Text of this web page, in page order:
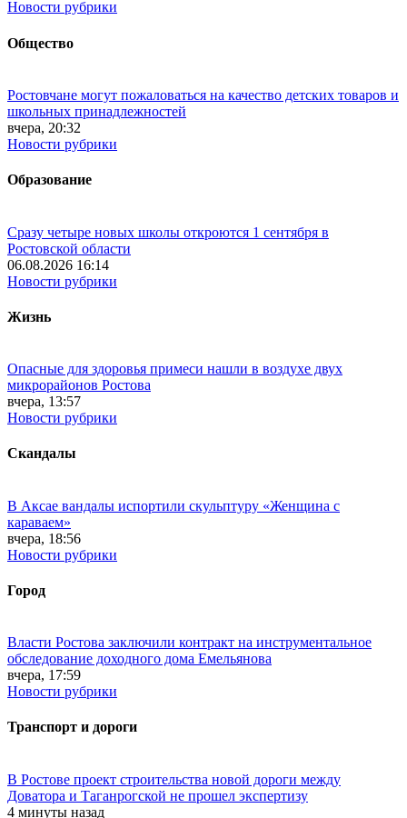
Новости рубрики
Общество
Ростовчане могут пожаловаться на качество детских товаров и
школьных принадлежностей
вчера, 20:32
Новости рубрики
Образование
Сразу четыре новых школы откроются 1 сентября в
Ростовской области
06.08.2026 16:14
Новости рубрики
Жизнь
Опасные для здоровья примеси нашли в воздухе двух
микрорайонов Ростова
вчера, 13:57
Новости рубрики
Скандалы
В Аксае вандалы испортили скульптуру «Женщина с
караваем»
вчера, 18:56
Новости рубрики
Город
Власти Ростова заключили контракт на инструментальное
обследование доходного дома Емельянова
вчера, 17:59
Новости рубрики
Транспорт и дороги
В Ростове проект строительства новой дороги между
Доватора и Таганрогской не прошел экспертизу
4 минуты назад